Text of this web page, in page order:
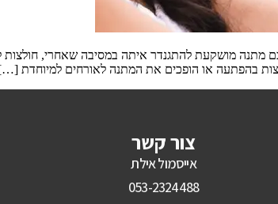
מושקעת להתגנדר איתה במסיבה שאחרי, חולצות
בהפתעה או הופכים את המתנה לאורחים למיוחדת
צור קשר
אייסמול אילת
053-2324488